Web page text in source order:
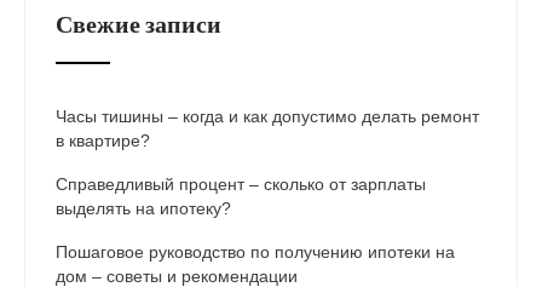
Свежие записи
Часы тишины – когда и как допустимо делать ремонт
в квартире?
Справедливый процент – сколько от зарплаты
выделять на ипотеку?
Пошаговое руководство по получению ипотеки на
дом – советы и рекомендации